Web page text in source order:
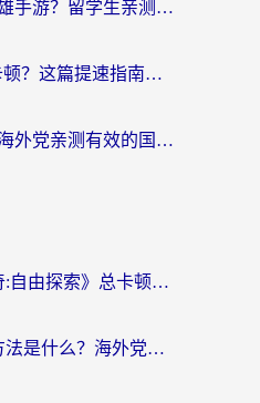
在欧洲怎么玩300英雄手游？留学生亲测有效的国服游戏加速指南
英国打Sky光·遇总卡顿？这篇提速指南帮你找回治愈感
QQ炫舞怎么加速？海外党亲测有效的国服游戏加速指南（附失落城堡金铲铲之战解决方案）
在国外玩《神都探奇:自由探索》总卡顿？3个实用技巧解决海外党追剧、社交、游戏难题
优酷地域限制解决方法是什么？海外党亲测有效的回国加速指南